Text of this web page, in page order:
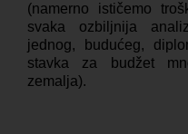
(namerno ističemo
svaka ozbiljnija
jednog, budućeg,
stavka za budžet
zemalja).